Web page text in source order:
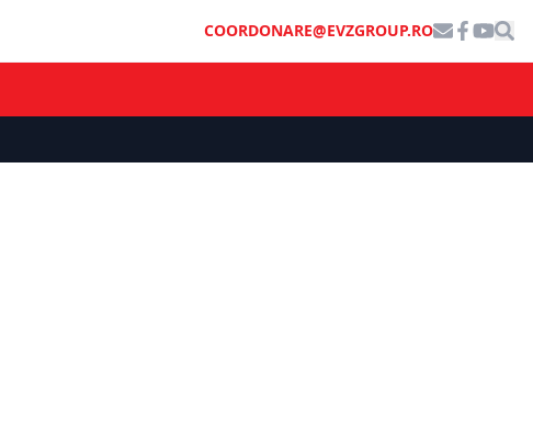
COORDONARE@EVZGROUP.RO